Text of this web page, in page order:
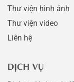
Thư viện hình ảnh
Thư viện video
Liên hệ
DỊCH VỤ